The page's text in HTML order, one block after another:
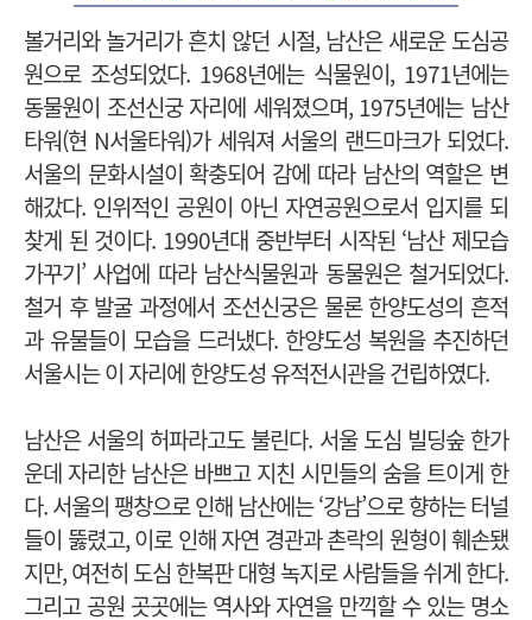
볼거리와 놀거리가 흔치 않던 시절, 남산은 새로운 도심공
원으로 조성되었다. 1968년에는 식물원이, 1971년에는
동물원이 조선신궁 자리에 세워졌으며, 1975년에는 남산
타워(현 N서울타워)가 세워져 서울의 랜드마크가 되었다.
서울의 문화시설이 확충되어 감에 따라 남산의 역할은 변
해갔다. 인위적인 공원이 아닌 자연공원으로서 입지를 되
찾게 된 것이다. 1990년대 중반부터 시작된 ‘남산 제모습
가꾸기’ 사업에 따라 남산식물원과 동물원은 철거되었다.
철거 후 발굴 과정에서 조선신궁은 물론 한양도성의 흔적
과 유물들이 모습을 드러냈다. 한양도성 복원을 추진하던
서울시는 이 자리에 한양도성 유적전시관을 건립하였다.
남산은 서울의 허파라고도 불린다. 서울 도심 빌딩숲 한가
운데 자리한 남산은 바쁘고 지친 시민들의 숨을 트이게 한
다. 서울의 팽창으로 인해 남산에는 ‘강남’으로 향하는 터널
들이 뚫렸고, 이로 인해 자연 경관과 촌락의 원형이 훼손됐
지만, 여전히 도심 한복판 대형 녹지로 사람들을 쉬게 한다.
그리고 공원 곳곳에는 역사와 자연을 만끽할 수 있는 명소